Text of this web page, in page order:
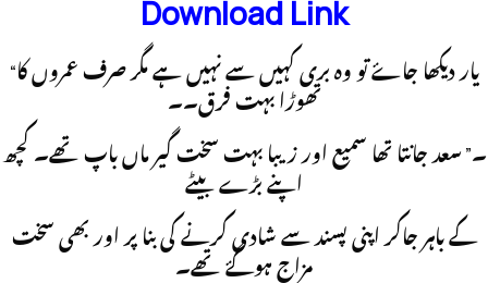
Download Link
“يار ديکھا جاۓ تو وہ بری کہيں سے نہيں ہے مگر صرف عمروں کا
تھوڑا بہت فرق۔۔
۔” سعد جانتا تھا سميع اور زيبا بہت سخت گير ماں باپ تھے۔ کچھ
اپنے بڑے بيٹے
کے باہر جاکر اپنی پسند سے شادی کرنے کی بنا پر اور بھی سخت
مزاج ہوگۓ تھے۔